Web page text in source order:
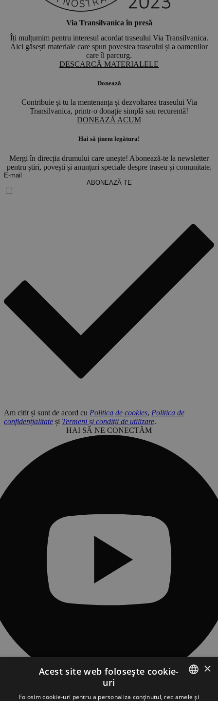
Via Transilvanica în presă
Îți mulțumim pentru interesul acordat traseului Via Transilvanica.
Aici găsești materiale care spun povestea traseului și a oamenilor
care îl parcurg.
DESCARCĂ MATERIALELE
Donează
Contribuie și tu la mentenanța și dezvoltarea traseului Via
Transilvanica, printr-o donație simplă sau recurentă!
DONEAZĂ ACUM
Hai să ținem legătura!
Mergi în direcția drumului care unește! Abonează-te la newsletter
pentru știri, povești și anunțuri speciale despre traseu și comunitate.
ABONEAZĂ-TE
Am citit și sunt de acord cu Politica de cookies, Politica de
confidențialitate și Termeni și condiții de utilizare.
HAI SĂ NE CONECTĂM
Sat Piatra Fântânele, Str. Obcioara nr.97, Comuna Tiha Bârgăului,
ROMANIAN
×
Acest site web folosește cookie-
uri
Folosim cookie-uri pentru a personaliza conținutul, reclamele și